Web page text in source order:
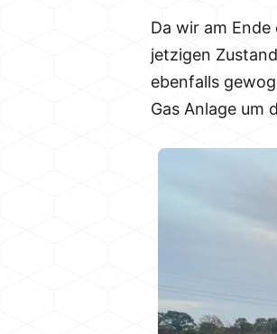
Da wir am
jetzigen
ebenfalls
Gas Anlage um